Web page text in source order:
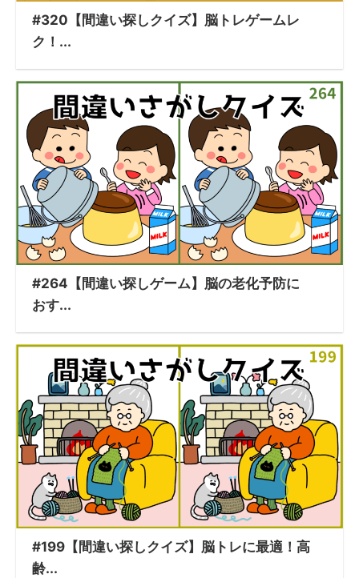
#320【間違い探しクイズ】脳トレゲームレ
ク！...
#264【間違い探しゲーム】脳の老化予防に
おす...
#199【間違い探しクイズ】脳トレに最適！高
齢...